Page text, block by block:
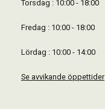
Torsdag : 10:00 - 18:00
Fredag : 10:00 - 18:00
Lördag : 10:00 - 14:00
Se avvikande öppettider